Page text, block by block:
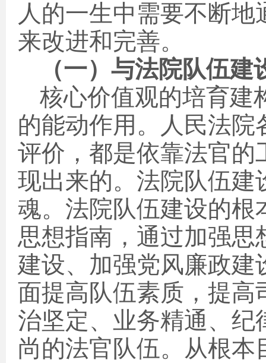
人的一生中需要不断
来改进和完善。
（一）与法院队伍建
核心价值观的培育建
的能动作用。人民法
评价，都是依靠法官的
现出来的。法院队伍建
魂。法院队伍建设的根
思想指南，通过加强
建设、加强党风廉政
面提高队伍素质，提
治坚定、业务精通、
尚的法官队伍。从根